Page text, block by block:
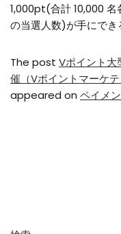
1,000pt(合計 10,000
の当選人数)が手にでき
The post Vポイント大
催（Vポイントマーケ
appeared on ペイメ